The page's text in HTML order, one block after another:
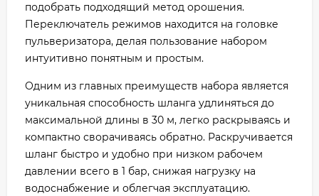
подобрать подходящий метод орошения.
Переключатель режимов находится на головке
пульверизатора, делая пользование набором
интуитивно понятным и простым.
Одним из главных преимуществ набора является
уникальная способность шланга удлиняться до
максимальной длины в 30 м, легко раскрываясь и
компактно сворачиваясь обратно. Раскручивается
шланг быстро и удобно при низком рабочем
давлении всего в 1 бар, снижая нагрузку на
водоснабжение и облегчая эксплуатацию.